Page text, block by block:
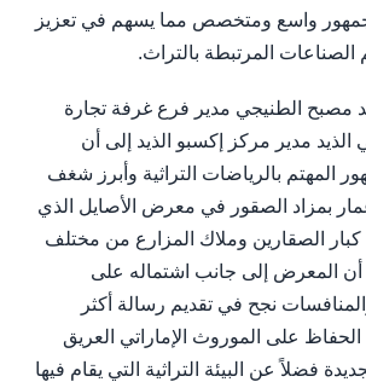
واسع ومتخصص مما يسهم في تعزيز
الصناعات المرتبطة بالتراث.
مصبح الطنيجي مدير فرع غرفة تجارة
مدير مركز إكسبو الذيد إلى أن
المهتم بالرياضات التراثية وأبرز شغف
بمزاد الصقور في معرض الأصايل الذي
الصقارين وملاك المزارع من مختلف
أن المعرض إلى جانب اشتماله على
نجح في تقديم رسالة أكثر
على الموروث الإماراتي العريق
فضلاً عن البيئة التراثية التي يقام فيها